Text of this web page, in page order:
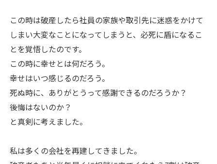
この時は破産したら社員の家族や取引先に迷惑をかけて
しまい大変なことになってしまうと、必死に盾になるこ
とを覚悟したのです。
この時に幸せとは何だろう。
幸せはいつ感じるのだろう。
死ぬ時に、ありがとうって感謝できるのだろうか？
後悔はないのか？
と真剣に考えました。
私は多くの会社を再建してきました。